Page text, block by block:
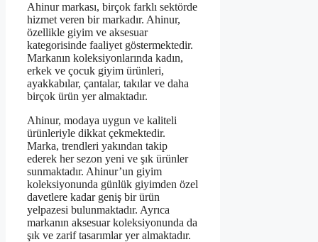
Ahinur markası, birçok farklı sektörde
hizmet veren bir markadır. Ahinur,
özellikle giyim ve aksesuar
kategorisinde faaliyet göstermektedir.
Markanın koleksiyonlarında kadın,
erkek ve çocuk giyim ürünleri,
ayakkabılar, çantalar, takılar ve daha
birçok ürün yer almaktadır.
Ahinur, modaya uygun ve kaliteli
ürünleriyle dikkat çekmektedir.
Marka, trendleri yakından takip
ederek her sezon yeni ve şık ürünler
sunmaktadır. Ahinur’un giyim
koleksiyonunda günlük giyimden özel
davetlere kadar geniş bir ürün
yelpazesi bulunmaktadır. Ayrıca
markanın aksesuar koleksiyonunda da
şık ve zarif tasarımlar yer almaktadır.